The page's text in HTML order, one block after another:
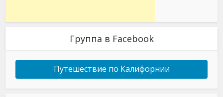
Группа в Facebook
Путешествие по Калифорнии